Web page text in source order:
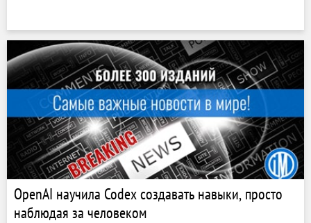
OpenAI научила Codex создавать навыки, просто
наблюдая за человеком